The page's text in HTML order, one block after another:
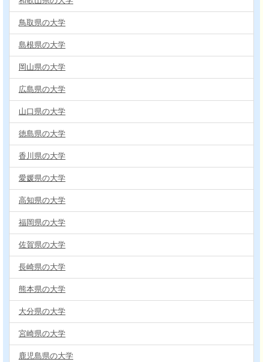
鳥取県の大学
島根県の大学
岡山県の大学
広島県の大学
山口県の大学
徳島県の大学
香川県の大学
愛媛県の大学
高知県の大学
福岡県の大学
佐賀県の大学
長崎県の大学
熊本県の大学
大分県の大学
宮崎県の大学
鹿児島県の大学